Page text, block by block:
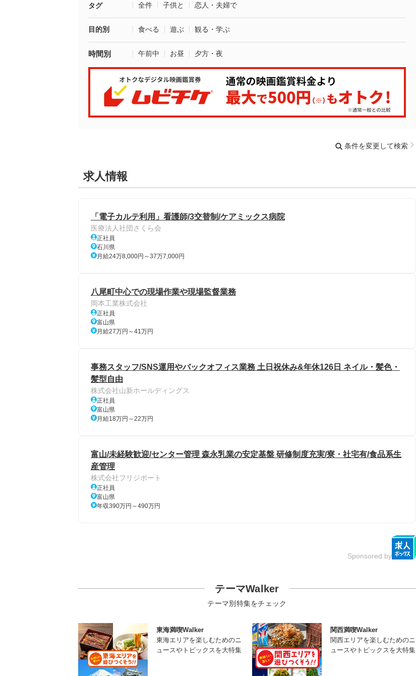
タグ 全件 子供と 恋人・夫婦で
目的別 食べる 遊ぶ 観る・学ぶ
時間別 午前中 お昼 夕方・夜
条件を変更して検索
求人情報
「電子カルテ利用」看護師/3交替制/ケアミックス病院
医療法人社団さくら会
正社員
石川県
月給24万8,000円～37万7,000円
八尾町中心での現場作業や現場監督業務
岡本工業株式会社
正社員
富山県
月給27万円～41万円
事務スタッフ/SNS運用やバックオフィス業務 土日祝休み&年休126日 ネイル・髪色・
髪型自由
株式会社山新ホールディングス
正社員
富山県
月給18万円～22万円
富山/未経験歓迎/センター管理 森永乳業の安定基盤 研修制度充実/寮・社宅有/食品系生
産管理
株式会社フリジポート
正社員
富山県
年収390万円～490万円
Sponsored by
テーマWalker
テーマ別特集をチェック
東海満喫Walker
東海エリアを楽しむためのニ
ュースやトピックスを大特集
関西満喫Walker
関西エリアを楽しむためのニ
ュースやトピックスを大特集